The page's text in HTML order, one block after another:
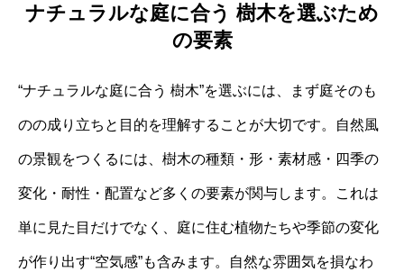
ナチュラルな庭に合う 樹木を選ぶため
の要素
“ナチュラルな庭に合う 樹木”を選ぶには、まず庭そのも
のの成り立ちと目的を理解することが大切です。自然風
の景観をつくるには、樹木の種類・形・素材感・四季の
変化・耐性・配置など多くの要素が関与します。これは
単に見た目だけでなく、庭に住む植物たちや季節の変化
が作り出す“空気感”も含みます。自然な雰囲気を損なわ